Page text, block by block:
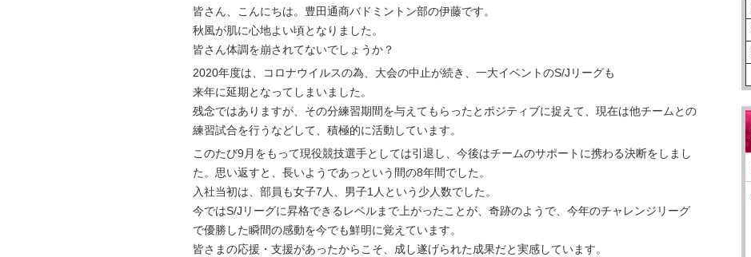
皆さん、こんにちは。豊田通商バドミントン部の伊藤です。
秋風が肌に心地よい頃となりました。
皆さん体調を崩されてないでしょうか？
2020年度は、コロナウイルスの為、大会の中止が続き、一大イベントのS/Jリーグも
来年に延期となってしまいました。
残念ではありますが、その分練習期間を与えてもらったとポジティブに捉えて、現在は他チームとの
練習試合を行うなどして、積極的に活動しています。
このたび9月をもって現役競技選手としては引退し、今後はチームのサポートに携わる決断をしまし
た。思い返すと、長いようであっという間の8年間でした。
入社当初は、部員も女子7人、男子1人という少人数でした。
今ではS/Jリーグに昇格できるレベルまで上がったことが、奇跡のようで、今年のチャレンジリーグ
で優勝した瞬間の感動を今でも鮮明に覚えています。
皆さまの応援・支援があったからこそ、成し遂げられた成果だと実感しています。